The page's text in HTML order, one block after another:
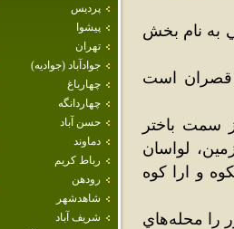
پرديس
پيشوا
تهران
جوادآباد (جواديه)
چهارباغ
چهاردانگه
حسن آباد
دماوند
رباط كريم
رودهن
شاهدشهر
شريف آباد
نفر (آمار سال 1383) در بخشي به نام بخش
قصران است
سمت باختر
لواسان
و ارا کوه
را محله‌هاي